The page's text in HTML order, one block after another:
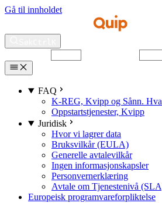
Gå til innholdet
FAQ
K-REG, Kvipp og Sånn.
Oppstartstjenester, Kvipp
Juridisk
Hvor vi lagrer data
Bruksvilkår (EULA)
Generelle avtalevilkår
Ingen informasjonskapsler
Personvernerklæring
Avtale om Tjenestenivå
Europeisk programvareforpliktelse